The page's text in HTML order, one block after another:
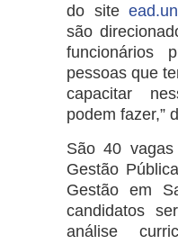
do site
são
funcionários
pessoas que
capacitar
podem fazer,”
São 40 vagas
Gestão
Gestão em
candidatos
análise